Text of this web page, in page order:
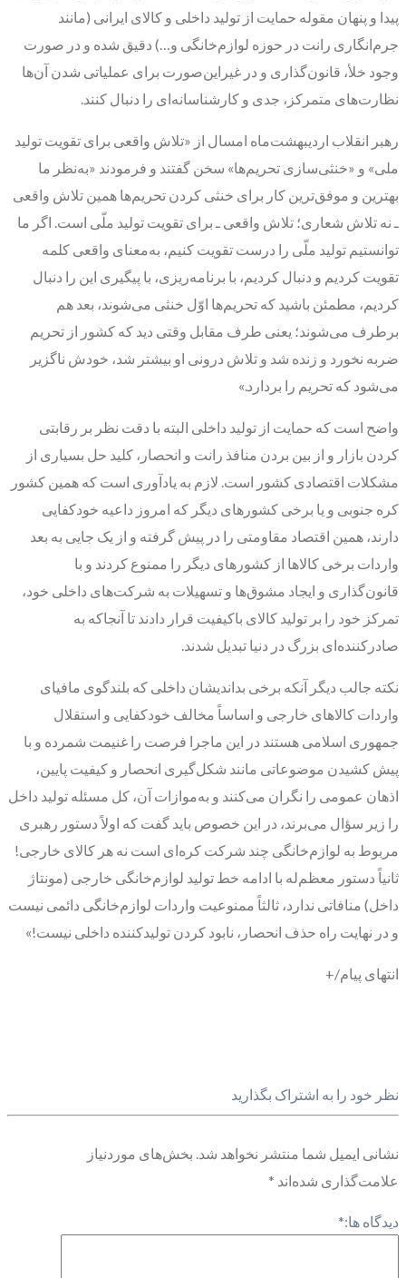
پیدا و پنهان مقوله حمایت از تولید داخلی و کالای ایرانی (مانند
جرم‌انگاری رانت در حوزه لوازم‌خانگی و…) دقیق شده و در صورت
وجود خلأ، قانون‌گذاری و در غیراین‌صورت برای عملیاتی شدن آن‌ها
نظارت‌های متمرکز، جدی و کارشناسانه‌ای را دنبال کنند.
رهبر انقلاب اردیبهشت‌ماه امسال از «تلاش واقعی برای تقویت تولید
ملی» و «خنثی‌سازی تحریم‌ها» سخن گفتند و فرمودند «به‌نظر ما
بهترین و موفق‌ترین کار برای خنثی کردن تحریم‌ها همین تلاش واقعی
ـ نه تلاش شعاری؛ تلاش واقعی ـ برای تقویت تولید ملّی است. اگر ما
توانستیم تولید ملّی را درست تقویت کنیم، به‌معنای واقعی کلمه
تقویت کردیم و دنبال کردیم، با برنامه‌ریزی، با پیگیری این را دنبال
کردیم، مطمئن باشید که تحریم‌ها اوّل خنثی می‌شوند، بعد هم
برطرف می‌شوند؛ یعنی طرف مقابل وقتی دید که کشور از تحریم
ضربه نخورد و زنده شد و تلاش درونی او بیشتر شد، خودش ناگزیر
می‌شود که تحریم را بردارد.»
واضح است که حمایت از تولید داخلی البته با دقت نظر بر رقابتی
کردن بازار و از بین بردن منافذ رانت و انحصار، کلید حل بسیاری از
مشکلات اقتصادی کشور است. لازم به یادآوری است که همین کشور
کره جنوبی و یا برخی کشورهای دیگر که امروز داعیه خودکفایی
دارند، همین اقتصاد مقاومتی را در پیش گرفته و از یک جایی به بعد
واردات برخی کالاها از کشورهای دیگر را ممنوع کردند و با
قانون‌گذاری و ایجاد مشوق‌ها و تسهیلات به شرکت‌های داخلی خود،
تمرکز خود را بر تولید کالای باکیفیت قرار دادند تا آنجاکه به
صادرکننده‌ای بزرگ در دنیا تبدیل شدند.
نکته جالب دیگر آنکه برخی بداندیشان داخلی که بلندگوی مافیای
واردات کالاهای خارجی و اساساً مخالف خودکفایی و استقلال
جمهوری اسلامی هستند در این ماجرا فرصت را غنیمت شمرده و با
پیش کشیدن موضوعاتی مانند شکل‌گیری انحصار و کیفیت پایین،
اذهان عمومی را نگران می‌کنند و به‌موازات آن، کل مسئله تولید داخل
را زیر سؤال می‌برند، در این خصوص باید گفت که اولاً دستور رهبری
مربوط به لوازم‌خانگی چند شرکت کره‌ای است نه هر کالای خارجی!
ثانیاً دستور معظم‌له با ادامه خط تولید لوازم‌خانگی خارجی (مونتاژ
داخل) منافاتی ندارد، ثالثاً ممنوعیت واردات لوازم‌خانگی دائمی نیست
و در نهایت راه حذف انحصار، نابود کردن تولیدکننده داخلی نیست!»
انتهای پیام/+
نظر خود را به اشتراک بگذارید
نشانی ایمیل شما منتشر نخواهد شد. بخش‌های موردنیاز
علامت‌گذاری شده‌اند *
دیدگاه ها:*